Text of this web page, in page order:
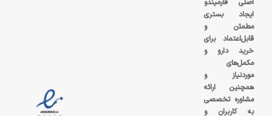
اصلی فارمیندو
ایجاد بستری
مطمئن و
قابل‌اعتماد برای
خرید دارو و
مکمل‌های
موردنیاز و
همچنین ارائه
مشاوره تخصصی
به کاربران و